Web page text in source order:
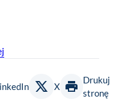
X
Drukuj
stronę